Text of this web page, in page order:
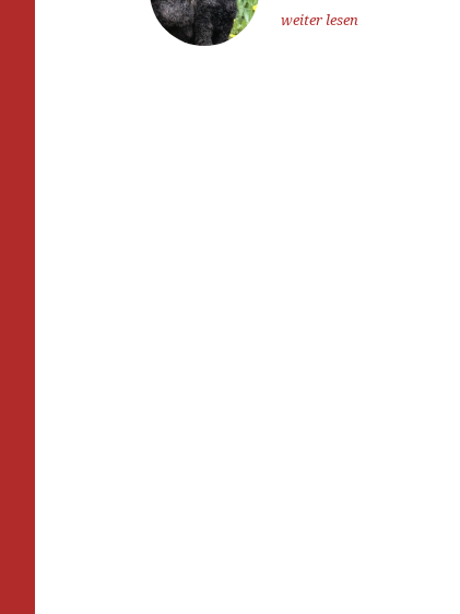
weiter lesen